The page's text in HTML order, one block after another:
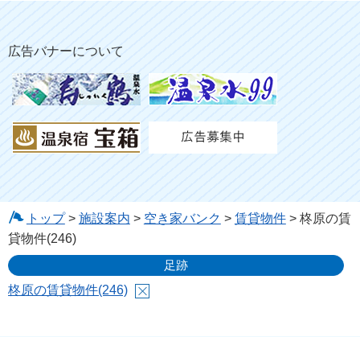
広告バナーについて
トップ> 施設案内 > 空き家バンク > 賃貸物件> 柊原の賃
貸物件(246)
足跡
柊原の賃貸物件(246)